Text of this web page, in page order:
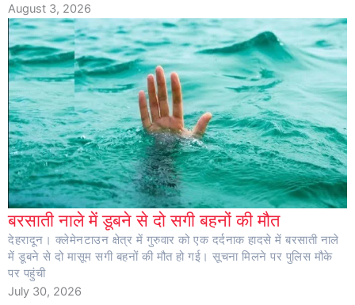
August 3, 2026
बरसाती नाले में डूबने से दो सगी बहनों की मौत
देहरादून। क्लेमेनटाउन क्षेत्र में गुरुवार को एक दर्दनाक हादसे में बरसाती नाले
में डूबने से दो मासूम सगी बहनों की मौत हो गई। सूचना मिलने पर पुलिस मौके
पर पहुंची
July 30, 2026